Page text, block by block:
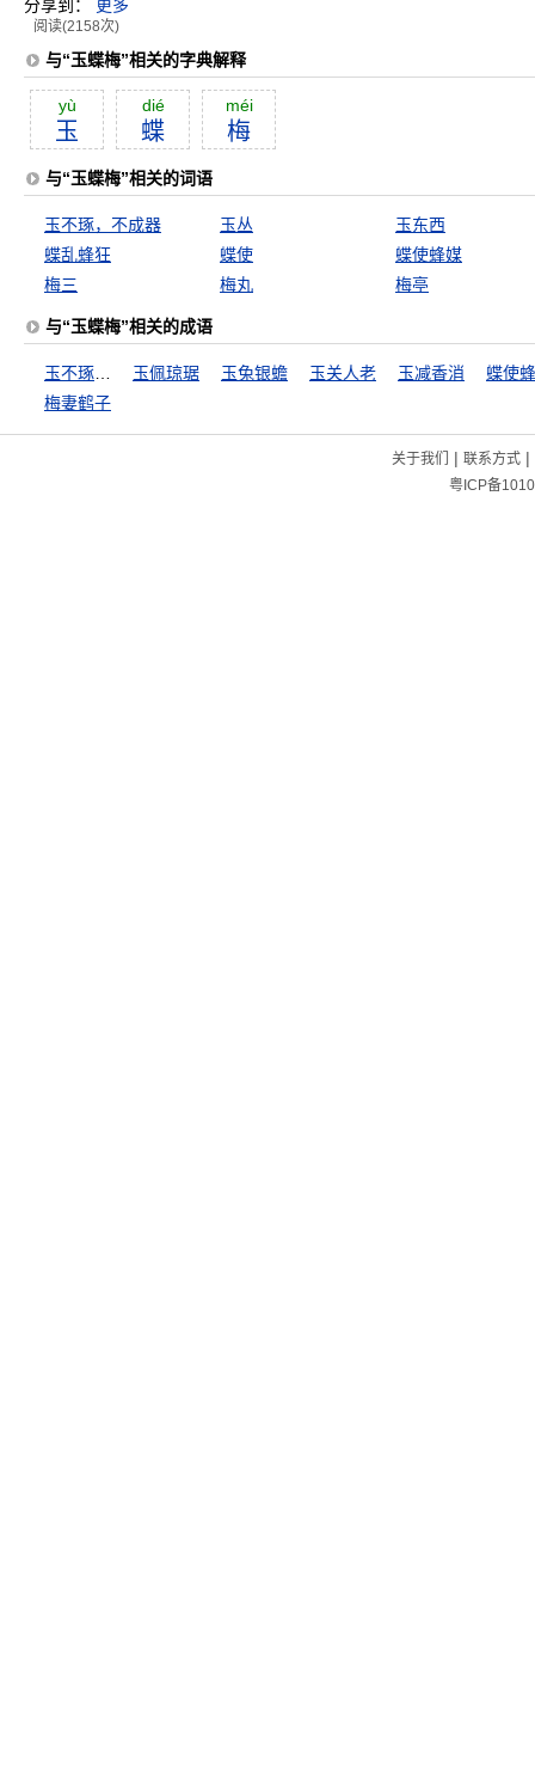
分享到： 更多
阅读(2158次)
与“玉蝶梅”相关的字典解释
yù
玉
dié
蝶
méi
梅
与“玉蝶梅”相关的词语
玉不琢，不成器 玉丛
玉东西
蝶乱蜂狂
蝶使
蝶使蜂媒
梅三
梅丸 梅亭
与“玉蝶梅”相关的成语
玉佩琼琚 玉兔银蟾 玉关人老 玉减香消
蝶使
梅妻鹤子
关于我们 | 联系方式|
粤ICP备